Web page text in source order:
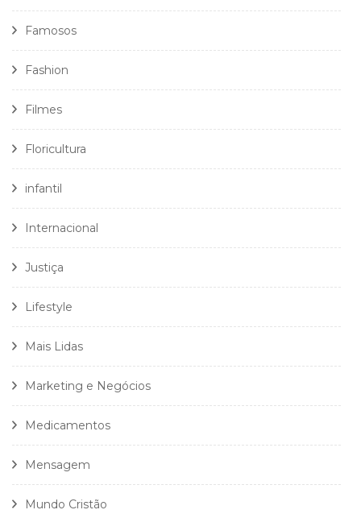
Famosos
Fashion
Filmes
Floricultura
infantil
Internacional
Justiça
Lifestyle
Mais Lidas
Marketing e Negócios
Medicamentos
Mensagem
Mundo Cristão